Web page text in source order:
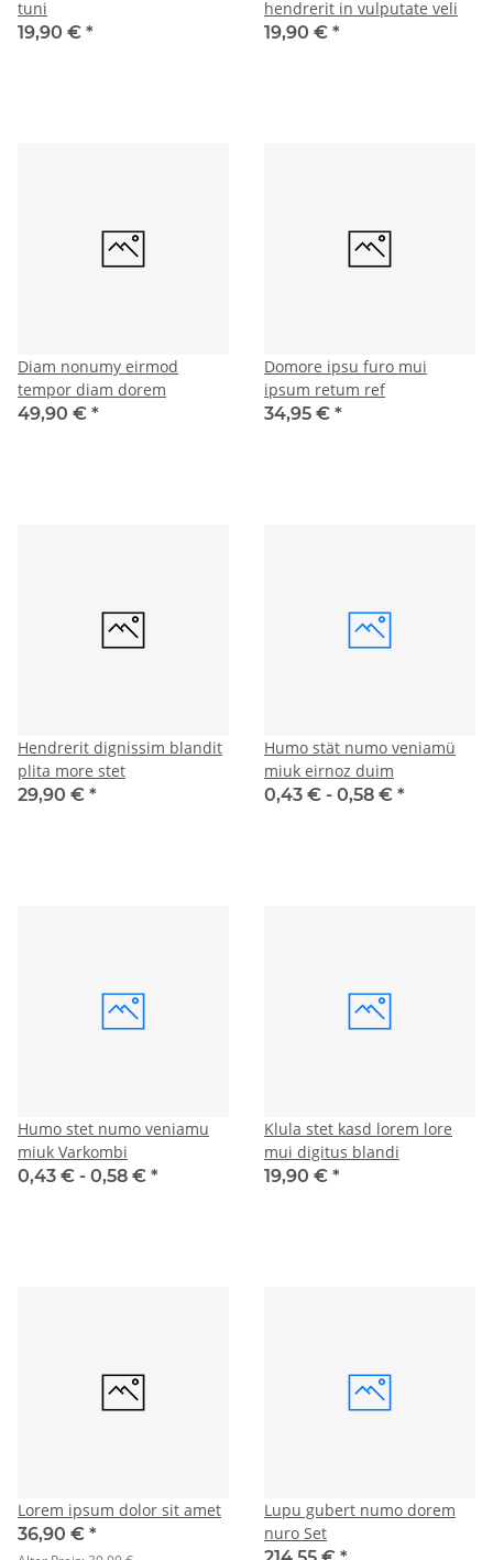
tuni
19,90 € *
hendrerit in vulputate veli
19,90 € *
Diam nonumy eirmod
tempor diam dorem
49,90 € *
Domore ipsu furo mui
ipsum retum ref
34,95 € *
Hendrerit dignissim blandit
plita more stet
29,90 € *
Humo stät numo veniamü
miuk eirnoz duim
0,43 € - 0,58 € *
Humo stet numo veniamu
miuk Varkombi
0,43 € - 0,58 € *
Klula stet kasd lorem lore
mui digitus blandi
19,90 € *
Lorem ipsum dolor sit amet
36,90 € *
Lupu gubert numo dorem
nuro Set